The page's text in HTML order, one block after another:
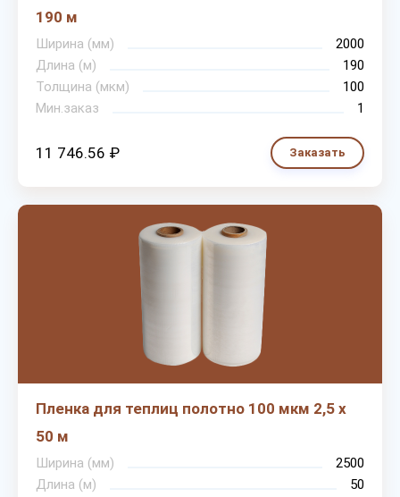
190 м
Ширина (мм)
2000
Длина (м)
190
Толщина (мкм)
100
Мин.заказ
1
11 746.56 ₽ Заказать
Пленка для теплиц полотно 100 мкм 2,5 х
50 м
Ширина (мм)
2500
Длина (м)
50